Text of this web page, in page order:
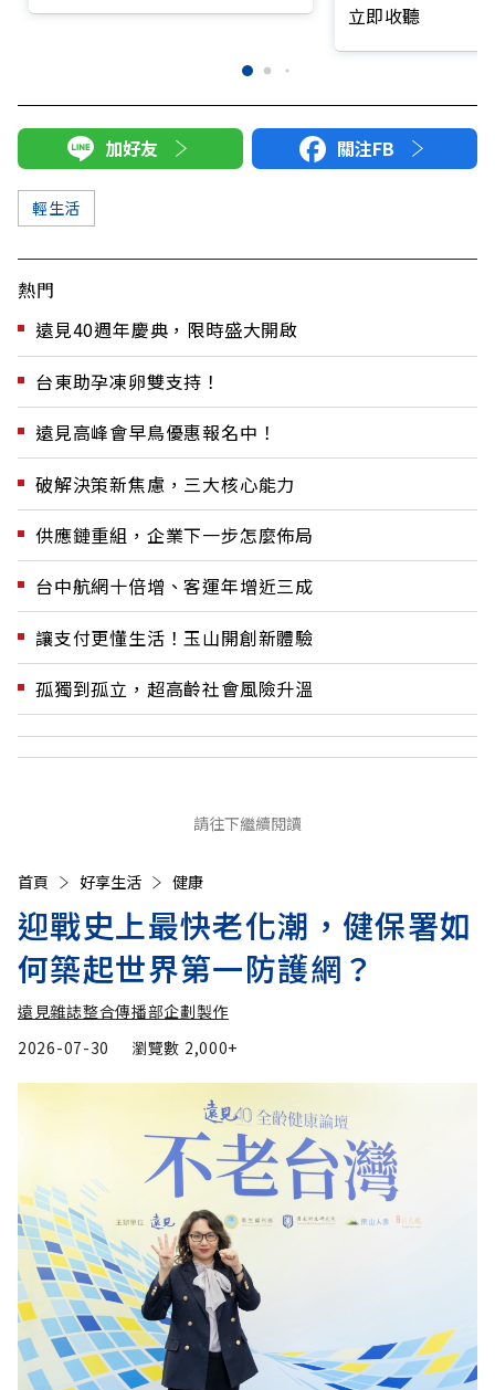
立即收聽
加好友 關注FB
輕生活
熱門
遠見40週年慶典，限時盛大開啟
台東助孕凍卵雙支持！
遠見高峰會早鳥優惠報名中！
破解決策新焦慮，三大核心能力
供應鏈重組，企業下一步怎麼佈局
台中航網十倍增、客運年增近三成
讓支付更懂生活！玉山開創新體驗
孤獨到孤立，超高齡社會風險升溫
請往下繼續閱讀
首頁 好享生活 健康
迎戰史上最快老化潮，健保署如
何築起世界第一防護網？
遠見雜誌整合傳播部企劃製作
2026-07-30
瀏覽數 2,000+